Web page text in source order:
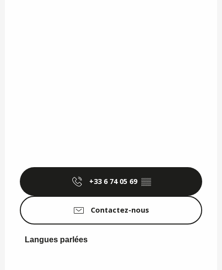
+33 6 74 05 69 ▒▒
Contactez-nous
Langues parlées
Langues parlées